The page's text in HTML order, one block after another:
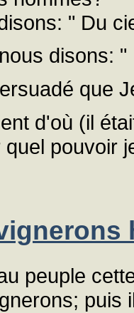
" Du
disons:
que
d'où (il
pouvoir
peuple
puis